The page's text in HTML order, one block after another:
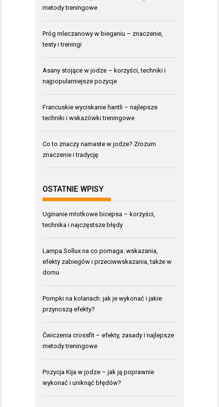
metody treningowe
Próg mleczanowy w bieganiu – znaczenie,
testy i treningi
Asany stojące w jodze – korzyści, techniki i
najpopularniejsze pozycje
Francuskie wyciskanie hantli – najlepsze
techniki i wskazówki treningowe
Co to znaczy namaste w jodze? Zrozum
znaczenie i tradycję
OSTATNIE WPISY
Uginanie młotkowe bicepsa – korzyści,
technika i najczęstsze błędy
Lampa Sollux na co pomaga: wskazania,
efekty zabiegów i przeciwwskazania, także w
domu
Pompki na kolanach: jak je wykonać i jakie
przynoszą efekty?
Ćwiczenia crossfit – efekty, zasady i najlepsze
metody treningowe
Pozycja Kija w jodze – jak ją poprawnie
wykonać i uniknąć błędów?